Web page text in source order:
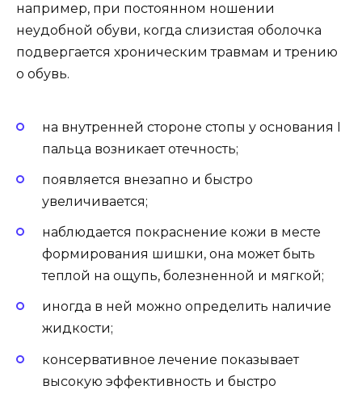
например, при постоянном ношении
неудобной обуви, когда слизистая оболочка
подвергается хроническим травмам и трению
о обувь.
на внутренней стороне стопы у основания I
пальца возникает отечность;
появляется внезапно и быстро
увеличивается;
наблюдается покраснение кожи в месте
формирования шишки, она может быть
теплой на ощупь, болезненной и мягкой;
иногда в ней можно определить наличие
жидкости;
консервативное лечение показывает
высокую эффективность и быстро